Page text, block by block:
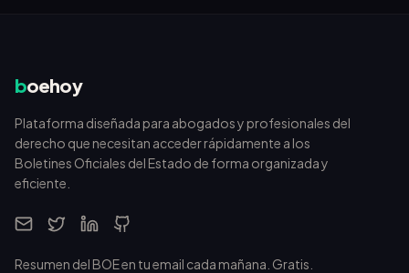
boehoy
Plataforma diseñada para abogados y profesionales del
derecho que necesitan acceder rápidamente a los
Boletines Oficiales del Estado de forma organizada y
eficiente.
Resumen del BOE en tu email cada mañana. Gratis.